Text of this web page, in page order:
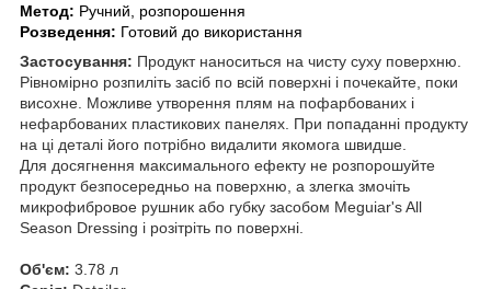
Метод: Ручний, розпорошення
Розведення: Готовий до використання
Застосування: Продукт наноситься на чисту суху поверхню.
Рівномірно розпиліть засіб по всій поверхні і почекайте, поки
висохне. Можливе утворення плям на пофарбованих і
нефарбованих пластикових панелях. При попаданні продукту
на ці деталі його потрібно видалити якомога швидше.
Для досягнення максимального ефекту не розпорошуйте
продукт безпосередньо на поверхню, а злегка змочіть
микрофибровое рушник або губку засобом Meguiar's All
Season Dressing і розітріть по поверхні.
Об'єм: 3.78 л